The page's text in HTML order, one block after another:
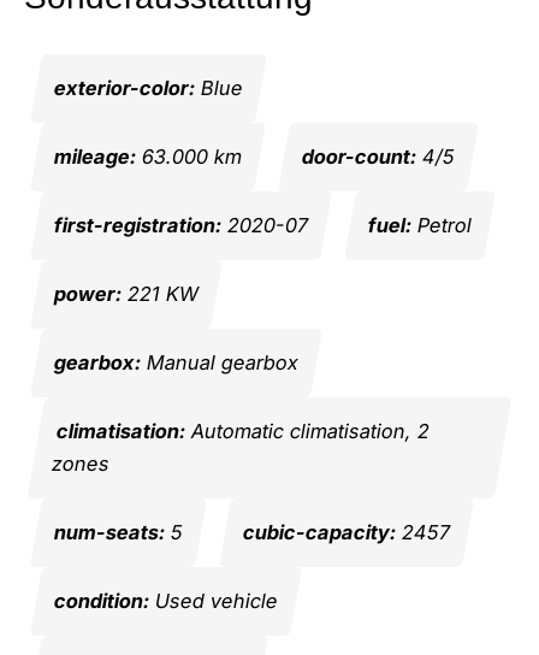
exterior-color:Blue
mileage:63.000 km door-count:4/5
first-registration:2020-07 fuel:Petrol
power:221 KW
gearbox:Manual gearbox
climatisation:Automatic climatisation, 2
zones
num-seats:5 cubic-capacity:2457
condition:Used vehicle